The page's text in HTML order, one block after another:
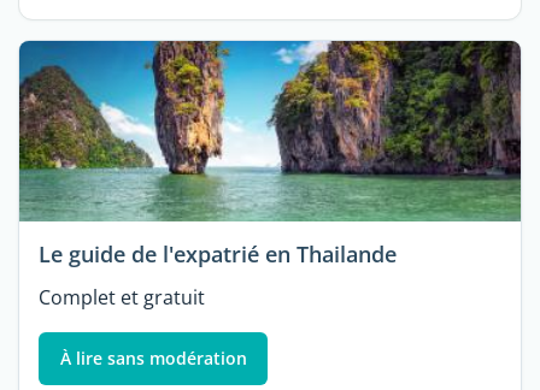
Le guide de l'expatrié en Thailande
Complet et gratuit
À lire sans modération